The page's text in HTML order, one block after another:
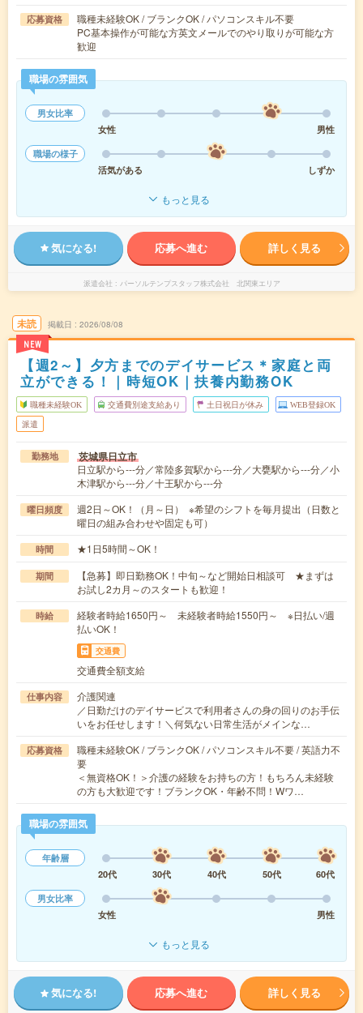
応募資格
職種未経験OK / ブランクOK / パソコンスキル不要
PC基本操作が可能な方英文メールでのやり取りが可能な方
歓迎
職場の雰囲気
男女比率
女性
男性
職場の様子
活気がある
しずか
もっと見る
気になる! 応募へ進む 詳しく見る
派遣会社 パーソルテンプスタッフ株式会社 北関東エリア
未読
NEW
掲載日 2026/08/08
【週2～】夕方までのデイサービス＊家庭と両
立ができる！｜時短OK｜扶養内勤務OK
職種未経験OK 交通費別途支給あり 土日祝日が休み WEB登録OK
派遣
勤務地 茨城県日立市
日立駅から---分／常陸多賀駅から---分／大甕駅から---分／小
木津駅から---分／十王駅から---分
曜日頻度
週2日～OK！（月～日） ※希望のシフトを毎月提出（日数と
曜日の組み合わせや固定も可）
時間 ★1日5時間～OK！
期間
【急募】即日勤務OK！中旬～など開始日相談可 ★まずは
お試し2カ月～のスタートも歓迎！
時給
経験者時給1650円～ 未経験者時給1550円～ ※日払い/週
払いOK！
交通費
交通費全額支給
仕事内容
介護関連
／日勤だけのデイサービスで利用者さんの身の回りのお手伝
いをお任せします！＼何気ない日常生活がメインな…
応募資格
職種未経験OK / ブランクOK / パソコンスキル不要 / 英語力不
要
＜無資格OK！＞介護の経験をお持ちの方！もちろん未経験
の方も大歓迎です！ブランクOK・年齢不問！Wワ…
職場の雰囲気
年齢層
20代
30代 40代 50代
60代
男女比率
女性
男性
もっと見る
気になる! 応募へ進む 詳しく見る